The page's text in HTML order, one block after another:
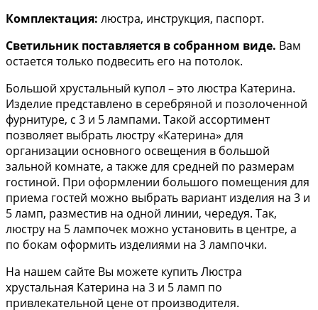
Комплектация: люстра, инструкция, паспорт.
Светильник поставляется в собранном виде. Вам
остается только подвесить его на потолок.
Большой хрустальный купол – это люстра Катерина.
Изделие представлено в серебряной и позолоченной
фурнитуре, с 3 и 5 лампами. Такой ассортимент
позволяет выбрать люстру «Катерина» для
организации основного освещения в большой
зальной комнате, а также для средней по размерам
гостиной. При оформлении большого помещения для
приема гостей можно выбрать вариант изделия на 3 и
5 ламп, разместив на одной линии, чередуя. Так,
люстру на 5 лампочек можно установить в центре, а
по бокам оформить изделиями на 3 лампочки.
На нашем сайте Вы можете купить Люстра
хрустальная Катерина на 3 и 5 ламп по
привлекательной цене от производителя.